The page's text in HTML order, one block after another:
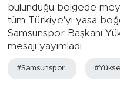
bulunduğu bölgede
tüm Türkiye'yi yasa
Samsunspor Başkanı
mesajı yayımladı.
#Samsunspor #Yüksel
Tüm Manşetler
Son Dakika